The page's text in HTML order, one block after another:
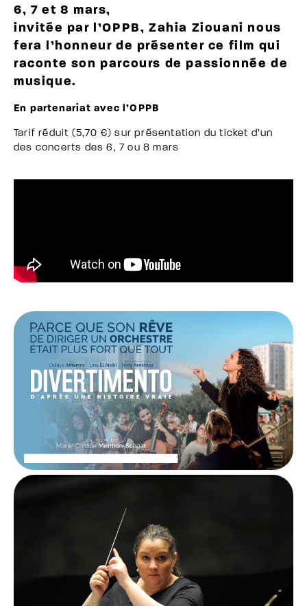
6, 7 et 8 mars,
invitée par l’OPPB, Zahia Ziouani nous
fera l’honneur de présenter ce film qui
raconte son parcours de passionnée de
musique.
En partenariat avec l’OPPB
Tarif réduit (5,70 €) sur présentation du ticket d’un
des concerts des 6, 7 ou 8 mars